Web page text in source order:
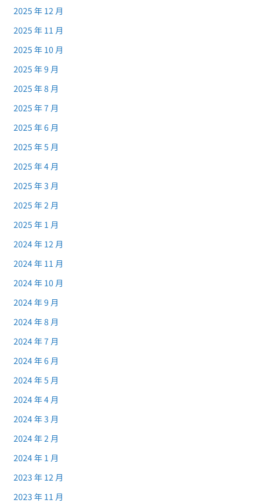
2025 年 12 月
2025 年 11 月
2025 年 10 月
2025 年 9 月
2025 年 8 月
2025 年 7 月
2025 年 6 月
2025 年 5 月
2025 年 4 月
2025 年 3 月
2025 年 2 月
2025 年 1 月
2024 年 12 月
2024 年 11 月
2024 年 10 月
2024 年 9 月
2024 年 8 月
2024 年 7 月
2024 年 6 月
2024 年 5 月
2024 年 4 月
2024 年 3 月
2024 年 2 月
2024 年 1 月
2023 年 12 月
2023 年 11 月